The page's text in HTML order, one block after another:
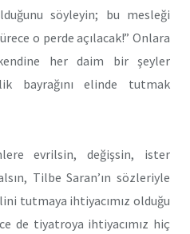
söyleyin; bu mesleği
o perde açılacak!” Onlara
her daim bir şeyler
bayrağını elinde tutmak
evrilsin, değişsin, ister
Tilbe Saran’ın sözleriyle
tutmaya ihtiyacımız olduğu
de tiyatroya ihtiyacımız hiç